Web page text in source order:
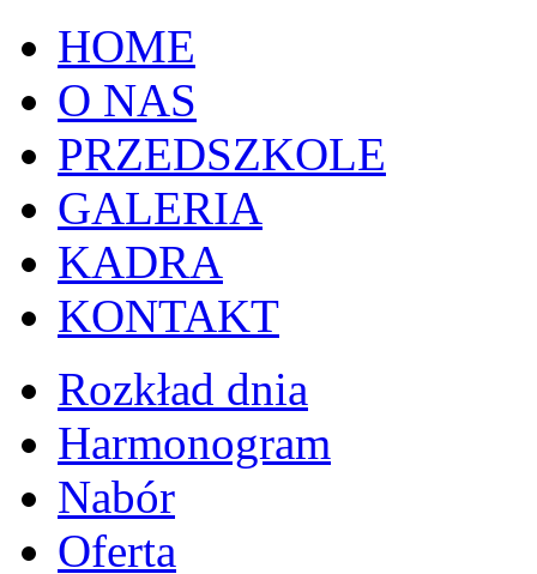
HOME
O NAS
PRZEDSZKOLE
GALERIA
KADRA
KONTAKT
Rozkład dnia
Harmonogram
Nabór
Oferta